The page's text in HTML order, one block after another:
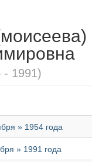
1991)
» 1954 года
» 1991 года